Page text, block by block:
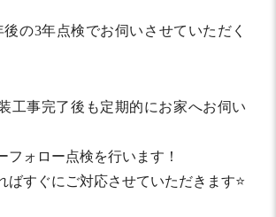
の3年点検でお伺いさせていただく
工事完了後も定期的にお家へお伺い
フォロー点検を行います！
ばすぐにご対応させていただきます⭐️